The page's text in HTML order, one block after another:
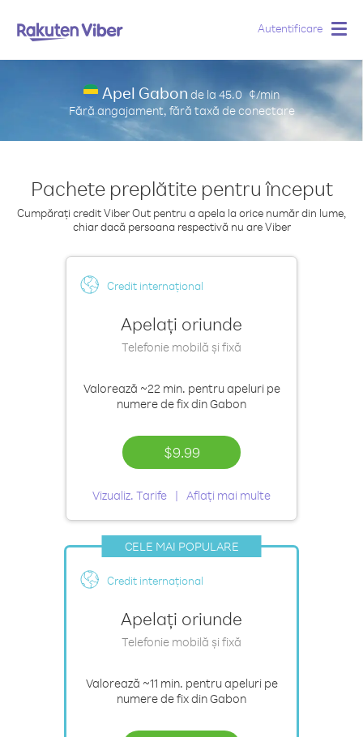
Autentificare
Apel Gabon de la 45.0 ¢/min
Fără angajament, fără taxă de conectare
Pachete preplătite pentru început
Cumpărați credit Viber Out pentru a apela la orice număr din lume,
chiar dacă persoana respectivă nu are Viber
Credit internațional
Apelați oriunde
Telefonie mobilă și fixă
Valorează ~22 min. pentru apeluri pe
numere de fix din Gabon
$9.99
Vizualiz. Tarife Aflați mai multe
CELE MAI POPULARE
Credit internațional
Apelați oriunde
Telefonie mobilă și fixă
Valorează ~11 min. pentru apeluri pe
numere de fix din Gabon